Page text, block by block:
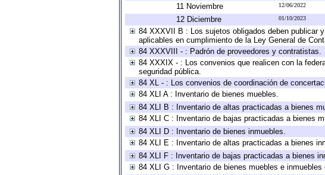
11 Noviembre 12/06/2022
12 Diciembre 01/10/2023
84 XXXVII B : Los sujetos obligados deben publicar
aplicables en cumplimiento de la Ley General de
84 XXXVIII - : Padrón de proveedores y contratistas.
84 XXXIX - : Los convenios que realicen con la
seguridad pública.
84 XL - : Los convenios de coordinación de
84 XLI A : Inventario de bienes muebles.
84 XLI B : Inventario de altas practicadas a bienes
84 XLI C : Inventario de bajas practicadas a bienes
84 XLI D : Inventario de bienes inmuebles.
84 XLI E : Inventario de altas practicadas a bienes
84 XLI F : Inventario de bajas practicadas a bienes
84 XLI G : Inventario de bienes muebles e inmuebles